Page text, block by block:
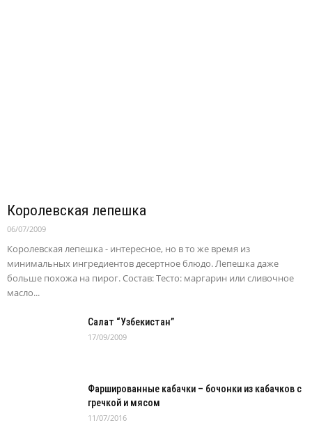
Королевская лепешка
06/07/2009
Королевская лепешка - интересное, но в то же время из
минимальных ингредиентов десертное блюдо. Лепешка даже
больше похожа на пирог. Состав: Тесто: маргарин или сливочное
масло...
Салат “Узбекистан”
17/09/2009
Фаршированные кабачки – бочонки из кабачков с
гречкой и мясом
11/07/2016